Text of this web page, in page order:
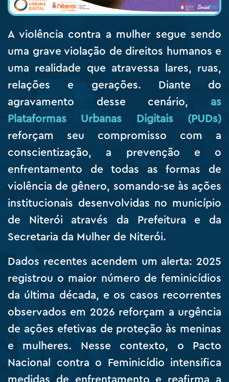
A violência contra a mulher segue sendo
uma grave violação de direitos humanos e
uma realidade que atravessa lares, ruas,
relações e gerações. Diante do
agravamento desse cenário, as
Plataformas Urbanas Digitais (PUDs)
reforçam seu compromisso com a
conscientização, a prevenção e o
enfrentamento de todas as formas de
violência de gênero, somando-se às ações
institucionais desenvolvidas no município
de Niterói através da Prefeitura e da
Secretaria da Mulher de Niterói.
Dados recentes acendem um alerta: 2025
registrou o maior número de feminicídios
da última década, e os casos recorrentes
observados em 2026 reforçam a urgência
de ações efetivas de proteção às meninas
e mulheres. Nesse contexto, o Pacto
Nacional contra o Feminicídio intensifica
medidas de enfrentamento e reafirma a